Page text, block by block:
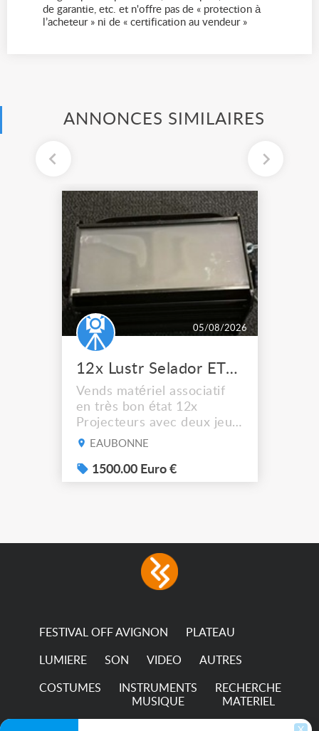
de garantie, etc. et n'offre pas de « protection à
l’acheteur » ni de « certification au vendeur »
ANNONCES SIMILAIRES
05/08/2026
12x Lustr Selador ETC Led 7x colors filtres
Vends matériel associatif
en très bon état 12x
Projecteurs avec deux jeux
de filtre filtre Lustr Selador
system – seven colour
LEDs providing the
consumption The
permanence of a 50,000-
EAUBONNE
1500.00 Euro €
FESTIVAL OFF AVIGNON PLATEAU
LUMIERE SON VIDEO AUTRES
COSTUMES
INSTRUMENTS
MUSIQUE
RECHERCHE
MATERIEL